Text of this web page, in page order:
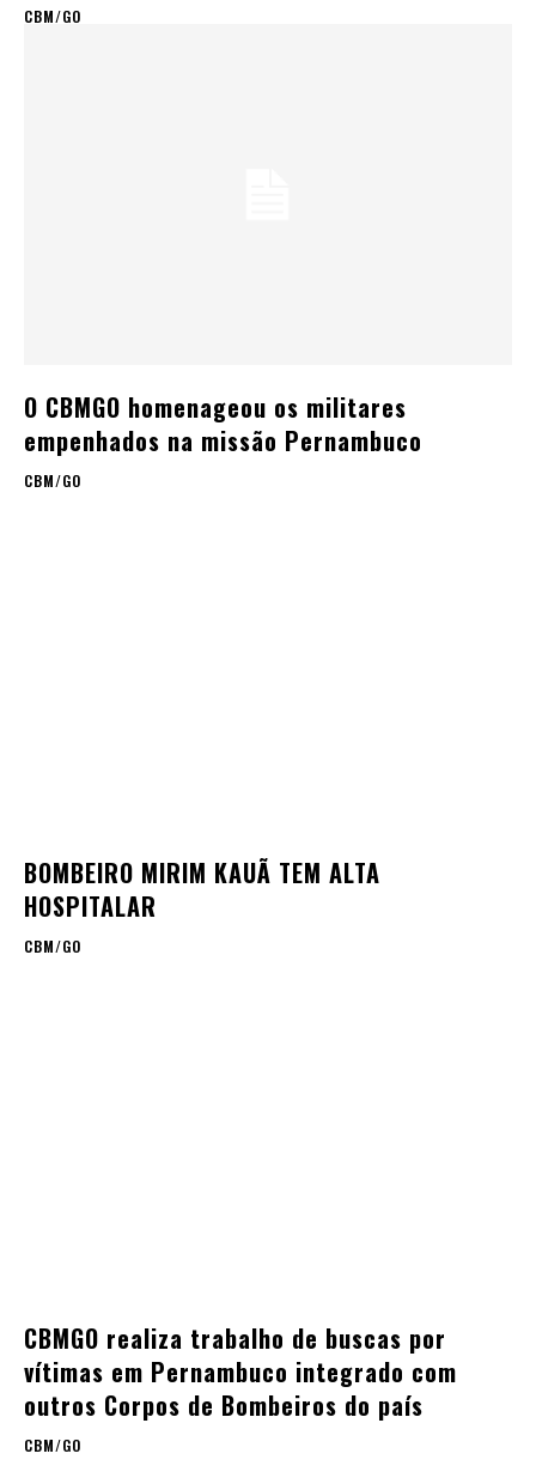
CBM/GO
O CBMGO homenageou os militares
empenhados na missão Pernambuco
CBM/GO
BOMBEIRO MIRIM KAUÃ TEM ALTA
HOSPITALAR
CBM/GO
CBMGO realiza trabalho de buscas por
vítimas em Pernambuco integrado com
outros Corpos de Bombeiros do país
CBM/GO